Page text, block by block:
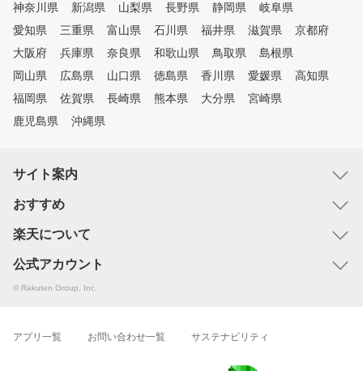
神奈川県
新潟県 山梨県 長野県 静岡県
岐阜県
愛知県
三重県 富山県 石川県 福井県 滋賀県
京都府
大阪府
兵庫県 奈良県 和歌山県 鳥取県
島根県
岡山県
広島県 山口県 徳島県 香川県 愛媛県
高知県
福岡県
佐賀県 長崎県 熊本県 大分県
宮崎県
鹿児島県
沖縄県
サイト案内
おすすめ
楽天について
公式アカウント
© Rakuten Group, Inc.
アプリ一覧 お問い合わせ一覧 サステナビリティ